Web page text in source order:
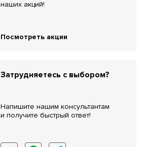
наших акций!
Посмотреть акции
Затрудняетесь с выбором?
Напишите нашим консультантам
и получите быстрый ответ!